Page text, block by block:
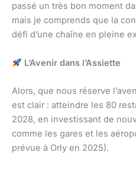
passé un très bon moment
mais je comprends que la
défi d’une chaîne en pleine
L’Avenir dans l’Assiette
Alors, que nous réserve
est clair : atteindre les 80
2028, en investissant de
comme les gares et les
prévue à Orly en 2025).